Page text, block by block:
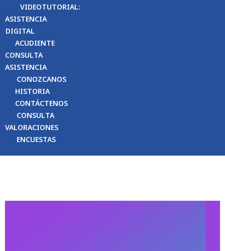
VIDEOTUTORIAL:
ASISTENCIA
DIGITAL
ACUDIENTE
CONSULTA
ASISTENCIA
CONOZCANOS
HISTORIA
CONTÁCTENOS
CONSULTA
VALORACIONES
ENCUESTAS